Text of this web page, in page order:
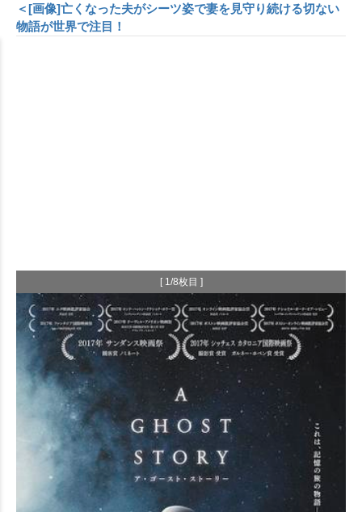
＜[画像]亡くなった夫がシーツ姿で妻を見守り続ける切ない
物語が世界で注目！
[ 1/8枚目 ]